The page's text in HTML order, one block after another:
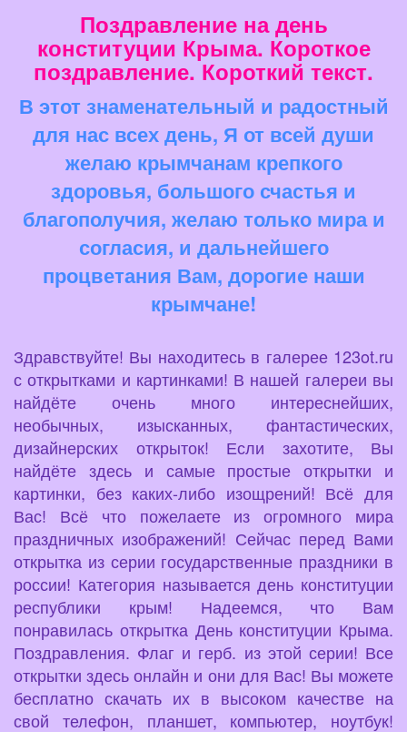
Поздравление на день
конституции Крыма. Короткое
поздравление. Короткий текст.
В этот знаменательный и радостный
для нас всех день, Я от всей души
желаю крымчанам крепкого
здоровья, большого счастья и
благополучия, желаю только мира и
согласия, и дальнейшего
процветания Вам, дорогие наши
крымчане!
Здравствуйте! Вы находитесь в галерее 123ot.ru
с открытками и картинками! В нашей галереи вы
найдёте очень много интереснейших,
необычных, изысканных, фантастических,
дизайнерских открыток! Если захотите, Вы
найдёте здесь и самые простые открытки и
картинки, без каких-либо изощрений! Всё для
Вас! Всё что пожелаете из огромного мира
праздничных изображений! Сейчас перед Вами
открытка из серии государственные праздники в
россии! Категория называется день конституции
республики крым! Надеемся, что Вам
понравилась открытка День конституции Крыма.
Поздравления. Флаг и герб. из этой серии! Все
открытки здесь онлайн и они для Вас! Вы можете
бесплатно скачать их в высоком качестве на
свой телефон, планшет, компьютер, ноутбук!